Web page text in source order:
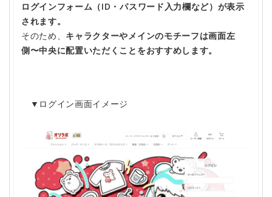
ログインフォーム（ID・パスワード入力欄など）が表示
されます。
そのため、 キャラクターやメインのモチーフは画面左
側〜中央に配置いただくことをおすすめします。
▼ログイン画面イメージ